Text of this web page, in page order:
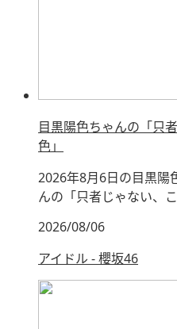
目黒陽色ちゃんの「只
色」
2026年8月6日の目黒陽
んの「只者じゃない、
2026/08/06
アイドル - 櫻坂46